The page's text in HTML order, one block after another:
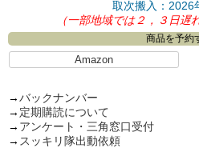
取次搬入：2026
（一部地域では２，３日遅
商品を予約
Amazon
→バックナンバー
→ 定期購読について
→ アンケート・三角窓口受付
→ スッキリ隊出動依頼